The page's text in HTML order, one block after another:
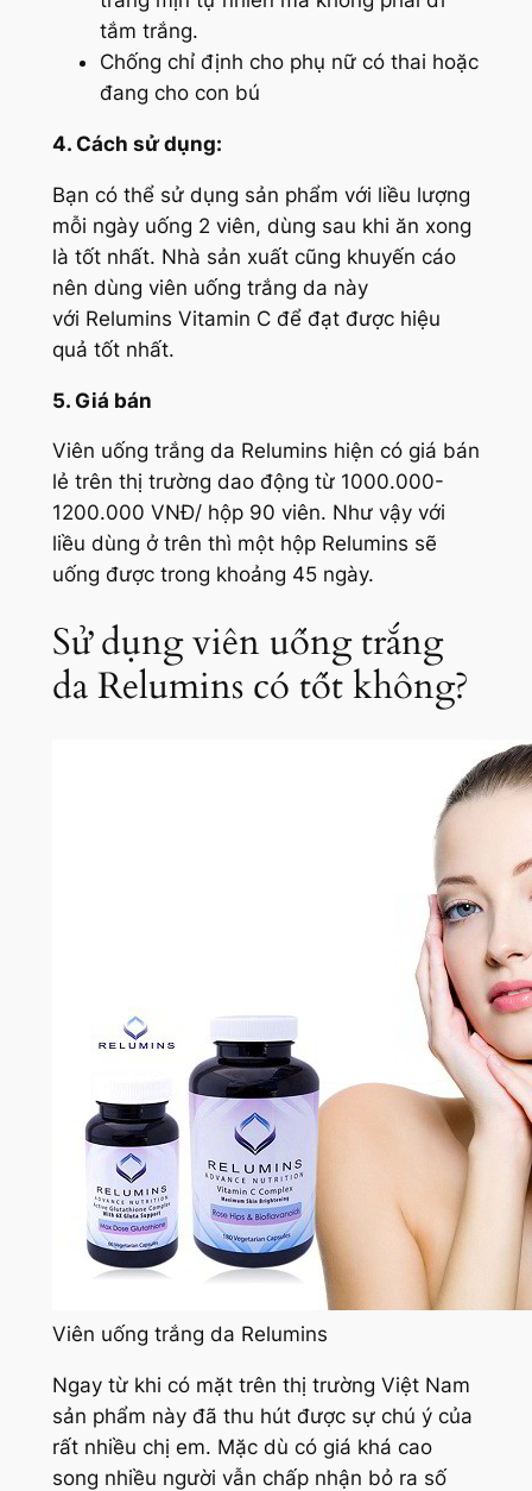
tắm trắng.
Chống chỉ định cho phụ nữ có thai hoặc
đang cho con bú
4. Cách sử dụng:
Bạn có thể sử dụng sản phẩm với liều lượng
mỗi ngày uống 2 viên, dùng sau khi ăn xong
là tốt nhất. Nhà sản xuất cũng khuyến cáo
nên dùng viên uống trắng da này
với Relumins Vitamin C để đạt được hiệu
quả tốt nhất.
5. Giá bán
Viên uống trắng da Relumins hiện có giá bán
lẻ trên thị trường dao động từ 1000.000-
1200.000 VNĐ/ hộp 90 viên. Như vậy với
liều dùng ở trên thì một hộp Relumins sẽ
uống được trong khoảng 45 ngày.
Sử dụng viên uống trắng
da Relumins có tốt không?
Viên uống trắng da Relumins
Ngay từ khi có mặt trên thị trường Việt Nam
sản phẩm này đã thu hút được sự chú ý của
rất nhiều chị em. Mặc dù có giá khá cao
song nhiều người vẫn chấp nhận bỏ ra số